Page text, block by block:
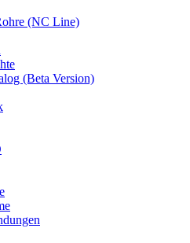
(NC Line)
(Beta Version)